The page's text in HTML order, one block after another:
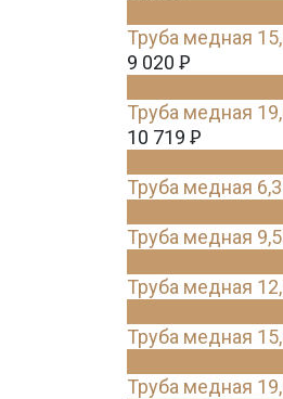
Труба медная
9 020 Ꝑ
Труба медная
10 719 Ꝑ
Труба медная
Труба медная
Труба медная
Труба медная
Труба медная